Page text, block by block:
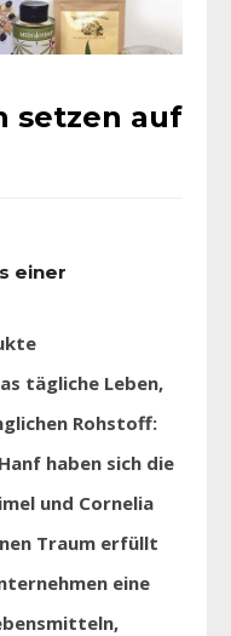
setzen auf
einer
tägliche Leben,
Rohstoff:
haben sich die
und Cornelia
Traum erfüllt
eine